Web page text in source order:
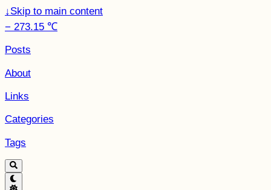
↓Skip to main content
− 273.15 ℃
Posts
About
Links
Categories
Tags